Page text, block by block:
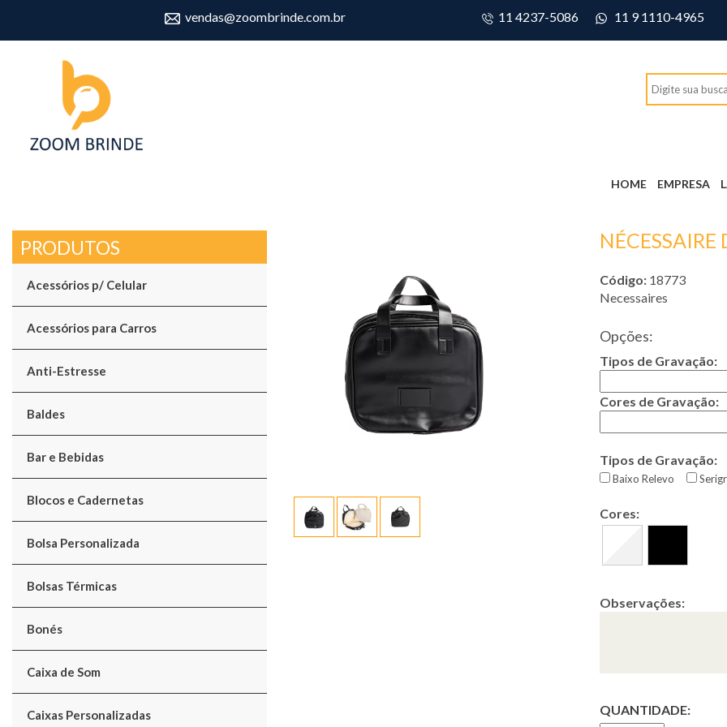
vendas@zoombrinde.com.br 11 4237-5086 11 9 1110-4965
HOME EMPRESA
Acessórios p/ Celular
Acessórios para Carros
Anti-Estresse
Baldes
Bar e Bebidas
Blocos e Cadernetas
Bolsa Personalizada
Bolsas Térmicas
Bonés
Caixa de Som
Caixas Personalizadas
Código: 18773
Necessaires
Opções:
Tipos de Gravação:
Cores de Gravação:
Tipos de Gravação:
Baixo Relevo
Cores:
Observações:
QUANTIDADE: